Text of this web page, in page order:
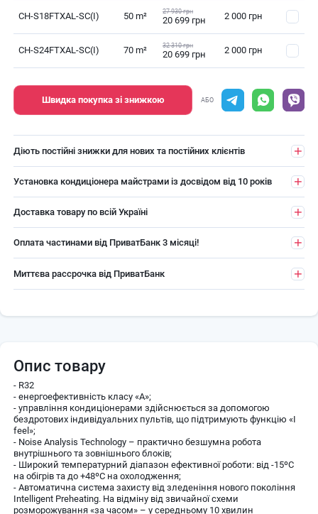
CH-S18FTXAL-SC(I) 50 m² 27 930 грн
20 699 грн 2 000 грн
CH-S24FTXAL-SC(I) 70 m² 32 310 грн
20 699 грн 2 000 грн
Швидка покупка зі знижкою АБО
Діють постійні знижки для нових та постійних клієнтів
Установка кондиціонера майстрами із досвідом від 10 років
Доставка товару по всій Україні
Оплата частинами від ПриватБанк 3 місяці!
Миттєва рассрочка від ПриватБанк
Опис товару
- R32
- енергоефективність класу «А»;
- управління кондиціонерами здійснюється за допомогою
бездротових індивідуальних пультів, що підтримують функцію «I
feel»;
- Noise Analysis Technology – практично безшумна робота
внутрішнього та зовнішнього блоків;
- Широкий температурний діапазон ефективної роботи: від -15ºС
на обігрів та до +48ºС на охолодження;
- Автоматична система захисту від зледеніння нового покоління
Intelligent Preheating. На відміну від звичайної схеми
розморожування «за часом» – у середньому 10 хвилин